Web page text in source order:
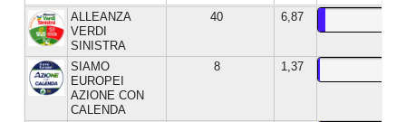
ALLEANZA
VERDI
SINISTRA
40 6,87
SIAMO
EUROPEI
AZIONE CON
CALENDA
8 1,37